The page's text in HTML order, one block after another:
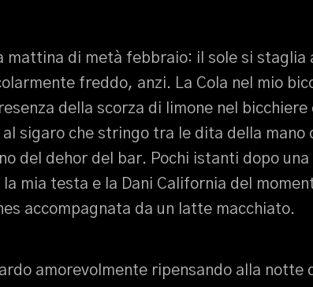
mattina di metà febbraio: il sole si staglia
freddo, anzi. La Cola nel mio
della scorza di limone nel bicchiere
al sigaro che stringo tra le dita della mano
del dehor del bar. Pochi istanti dopo
la mia testa e la Dani California del
accompagnata da un latte macchiato.
amorevolmente ripensando alla notte